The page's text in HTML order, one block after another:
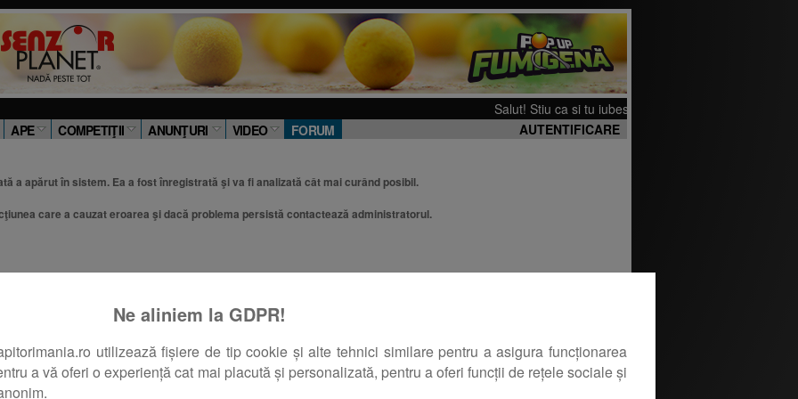
Ne aliniem la GDPR!
utilizează fișiere de tip cookie și alte tehnici similare pentru a asigura funcționarea
a vă oferi o experiență cat mai placută și personalizată, pentru a oferi funcții de rețele sociale și
Salut! Stiu ca si tu iubesti pescuitul. Ti-am pregatit
APE
COMPETIŢII ANUNŢURI VIDEO FORUM AUTENTIFICARE
a apărut în sistem. Ea a fost înregistrată şi va fi analizată cât mai curând posibil.
care a cauzat eroarea şi dacă problema persistă contactează administratorul.